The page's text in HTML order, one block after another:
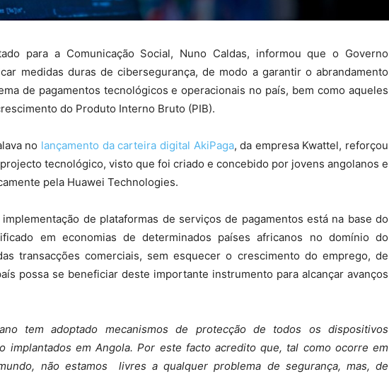
para a Comunicação Social, Nuno Caldas, informou que o Governo
medidas duras de cibersegurança, de modo a garantir o abrandamento
de pagamentos tecnológicos e operacionais no país, bem como aqueles
do Produto Interno Bruto (PIB).
no lançamento da carteira digital AkiPaga, da empresa Kwattel, reforçou
tecnológico, visto que foi criado e concebido por jovens angolanos e
pela Huawei Technologies.
implementação de plataformas de serviços de pagamentos está na base do
em economias de determinados países africanos no domínio do
transacções comerciais, sem esquecer o crescimento do emprego, de
possa se beneficiar deste importante instrumento para alcançar avanços
tem adoptado mecanismos de protecção de todos os dispositivos
implantados em Angola. Por este facto acredito que, tal como ocorre em
não estamos livres a qualquer problema de segurança, mas, de